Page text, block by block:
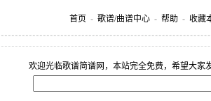
首页 - 歌谱/曲谱中心 - 帮助 - 收藏
欢迎光临歌谱简谱网，本站完全免费，希望大家